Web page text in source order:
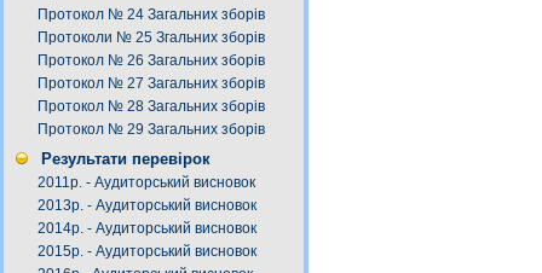
Протокол № 24 Загальних зборів
Протоколи № 25 Згальних зборів
Протокол № 26 Загальних зборів
Протокол № 27 Загальних зборів
Протокол № 28 Загальних зборів
Протокол № 29 Загальних зборів
Результати перевірок
2011р. - Аудиторський висновок
2013р. - Аудиторський висновок
2014р. - Аудиторський висновок
2015р. - Аудиторський висновок